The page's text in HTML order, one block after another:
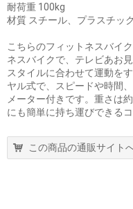
耐荷重 100kg
材質 スチール、プラスチッ
こちらのフィットネスバイ
ネスバイクで、テレビあお
スタイルに合わせて運動を
ヤル式で、スピードや時間
メーター付きです。重さは
にも簡単に持ち運びできる
この商品の通販サイト